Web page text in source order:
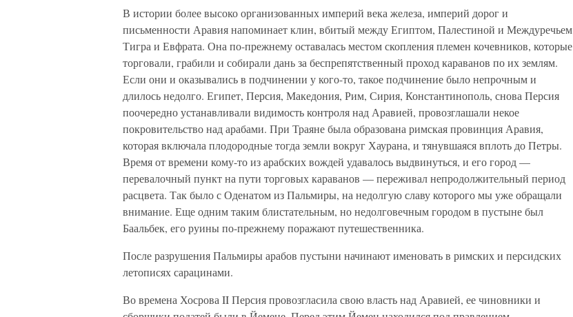
В истории более высоко организованных империй века железа, империй дорог и
письменности Аравия напоминает клин, вбитый между Египтом, Палестиной и Междуречьем
Тигра и Евфрата. Она по-прежнему оставалась местом скопления племен кочевников, которые
торговали, грабили и собирали дань за беспрепятственный проход караванов по их землям.
Если они и оказывались в подчинении у кого-то, такое подчинение было непрочным и
длилось недолго. Египет, Персия, Македония, Рим, Сирия, Константинополь, снова Персия
поочередно устанавливали видимость контроля над Аравией, провозглашали некое
покровительство над арабами. При Траяне была образована римская провинция Аравия,
которая включала плодородные тогда земли вокруг Хаурана, и тянувшаяся вплоть до Петры.
Время от времени кому-то из арабских вождей удавалось выдвинуться, и его город —
перевалочный пункт на пути торговых караванов — переживал непродолжительный период
расцвета. Так было с Оденатом из Пальмиры, на недолгую славу которого мы уже обращали
внимание. Еще одним таким блистательным, но недолговечным городом в пустыне был
Баальбек, его руины по-прежнему поражают путешественника.
После разрушения Пальмиры арабов пустыни начинают именовать в римских и персидских
летописях сарацинами.
Во времена Хосрова II Персия провозгласила свою власть над Аравией, ее чиновники и